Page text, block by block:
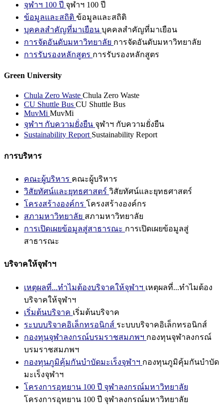
จุฬาฯ 100 ปี จุฬาฯ 100 ปี
ข้อมูลและสถิติ ข้อมูลและสถิติ
บุคคลสำคัญที่มาเยือน บุคคลสำคัญที่มาเยือน
การจัดอันดับมหาวิทยาลัย การจัดอันดับมหาวิทยาลัย
การรับรองหลักสูตร การรับรองหลักสูตร
Green University
Chula Zero Waste Chula Zero Waste
CU Shuttle Bus CU Shuttle Bus
MuvMi MuvMi
จุฬาฯ กับความยั่งยืน จุฬาฯ กับความยั่งยืน
Sustainability Report Sustainability Report
การบริหาร
คณะผู้บริหาร คณะผู้บริหาร
วิสัยทัศน์และยุทธศาสตร์ วิสัยทัศน์และยุทธศาสตร์
โครงสร้างองค์กร โครงสร้างองค์กร
สภามหาวิทยาลัย สภามหาวิทยาลัย
การเปิดเผยข้อมูลสู่สาธารณะ การเปิดเผยข้อมูลสู่
สาธารณะ
บริจาคให้จุฬาฯ
เหตุผลที่...ทำไมต้องบริจาคให้จุฬาฯ เหตุผลที่...ทำไมต้อง
บริจาคให้จุฬาฯ
เริ่มต้นบริจาค เริ่มต้นบริจาค
ระบบบริจาคอิเล็กทรอนิกส์ ระบบบริจาคอิเล็กทรอนิกส์
กองทุนจุฬาลงกรณ์บรมราชสมภพฯ กองทุนจุฬาลงกรณ์
บรมราชสมภพฯ
กองทุนภูมิคุ้มกันบำบัดมะเร็งจุฬาฯ กองทุนภูมิคุ้มกันบำบัด
มะเร็งจุฬาฯ
โครงการอุทยาน 100 ปี จุฬาลงกรณ์มหาวิทยาลัย
โครงการอุทยาน 100 ปี จุฬาลงกรณ์มหาวิทยาลัย